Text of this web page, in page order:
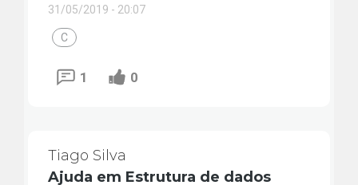
31/05/2019 - 20:07
C
1 0
Tiago Silva
Ajuda em Estrutura de dados